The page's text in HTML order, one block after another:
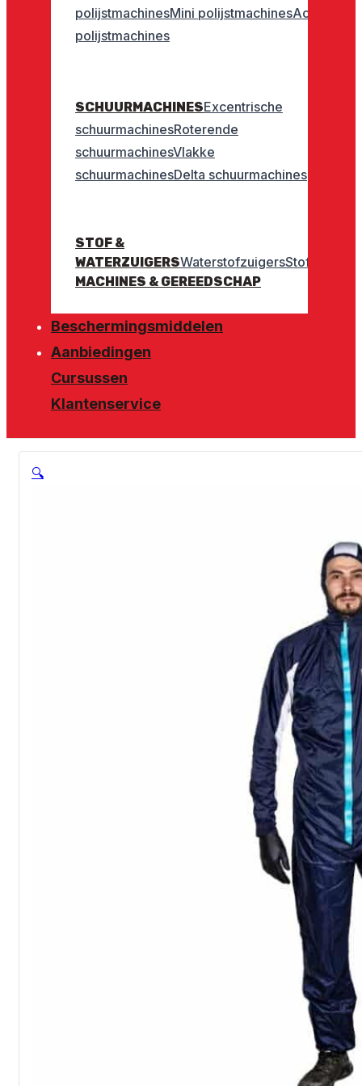
polijstmachinesMini polijstmachinesAccu
polijstmachines
SCHUURMACHINESExcentrische
schuurmachinesRoterende
schuurmachinesVlakke
schuurmachinesDelta schuurmachines
STOF &
WATERZUIGERSWaterstofzuigersStofzuigers
MACHINES & GEREEDSCHAP
Beschermingsmiddelen
Aanbiedingen
Cursussen
Klantenservice
🔍